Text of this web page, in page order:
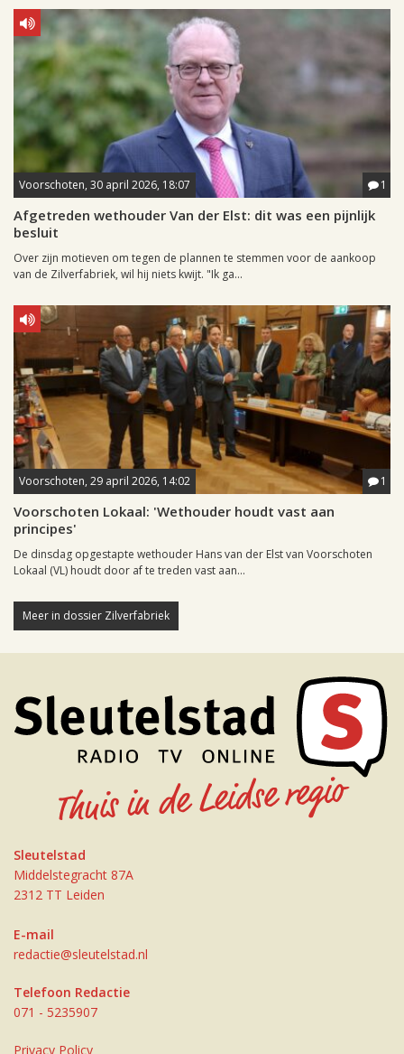
Voorschoten, 30 april 2026, 18:07 1
Afgetreden wethouder Van der Elst: dit was een pijnlijk
besluit
Over zijn motieven om tegen de plannen te stemmen voor de aankoop
van de Zilverfabriek, wil hij niets kwijt. "Ik ga...
Voorschoten, 29 april 2026, 14:02 1
Voorschoten Lokaal: 'Wethouder houdt vast aan
principes'
De dinsdag opgestapte wethouder Hans van der Elst van Voorschoten
Lokaal (VL) houdt door af te treden vast aan...
Meer in dossier Zilverfabriek
Sleutelstad
Middelstegracht 87A
2312 TT Leiden
E-mail
redactie@sleutelstad.nl
Telefoon Redactie
071 - 5235907
Privacy Policy